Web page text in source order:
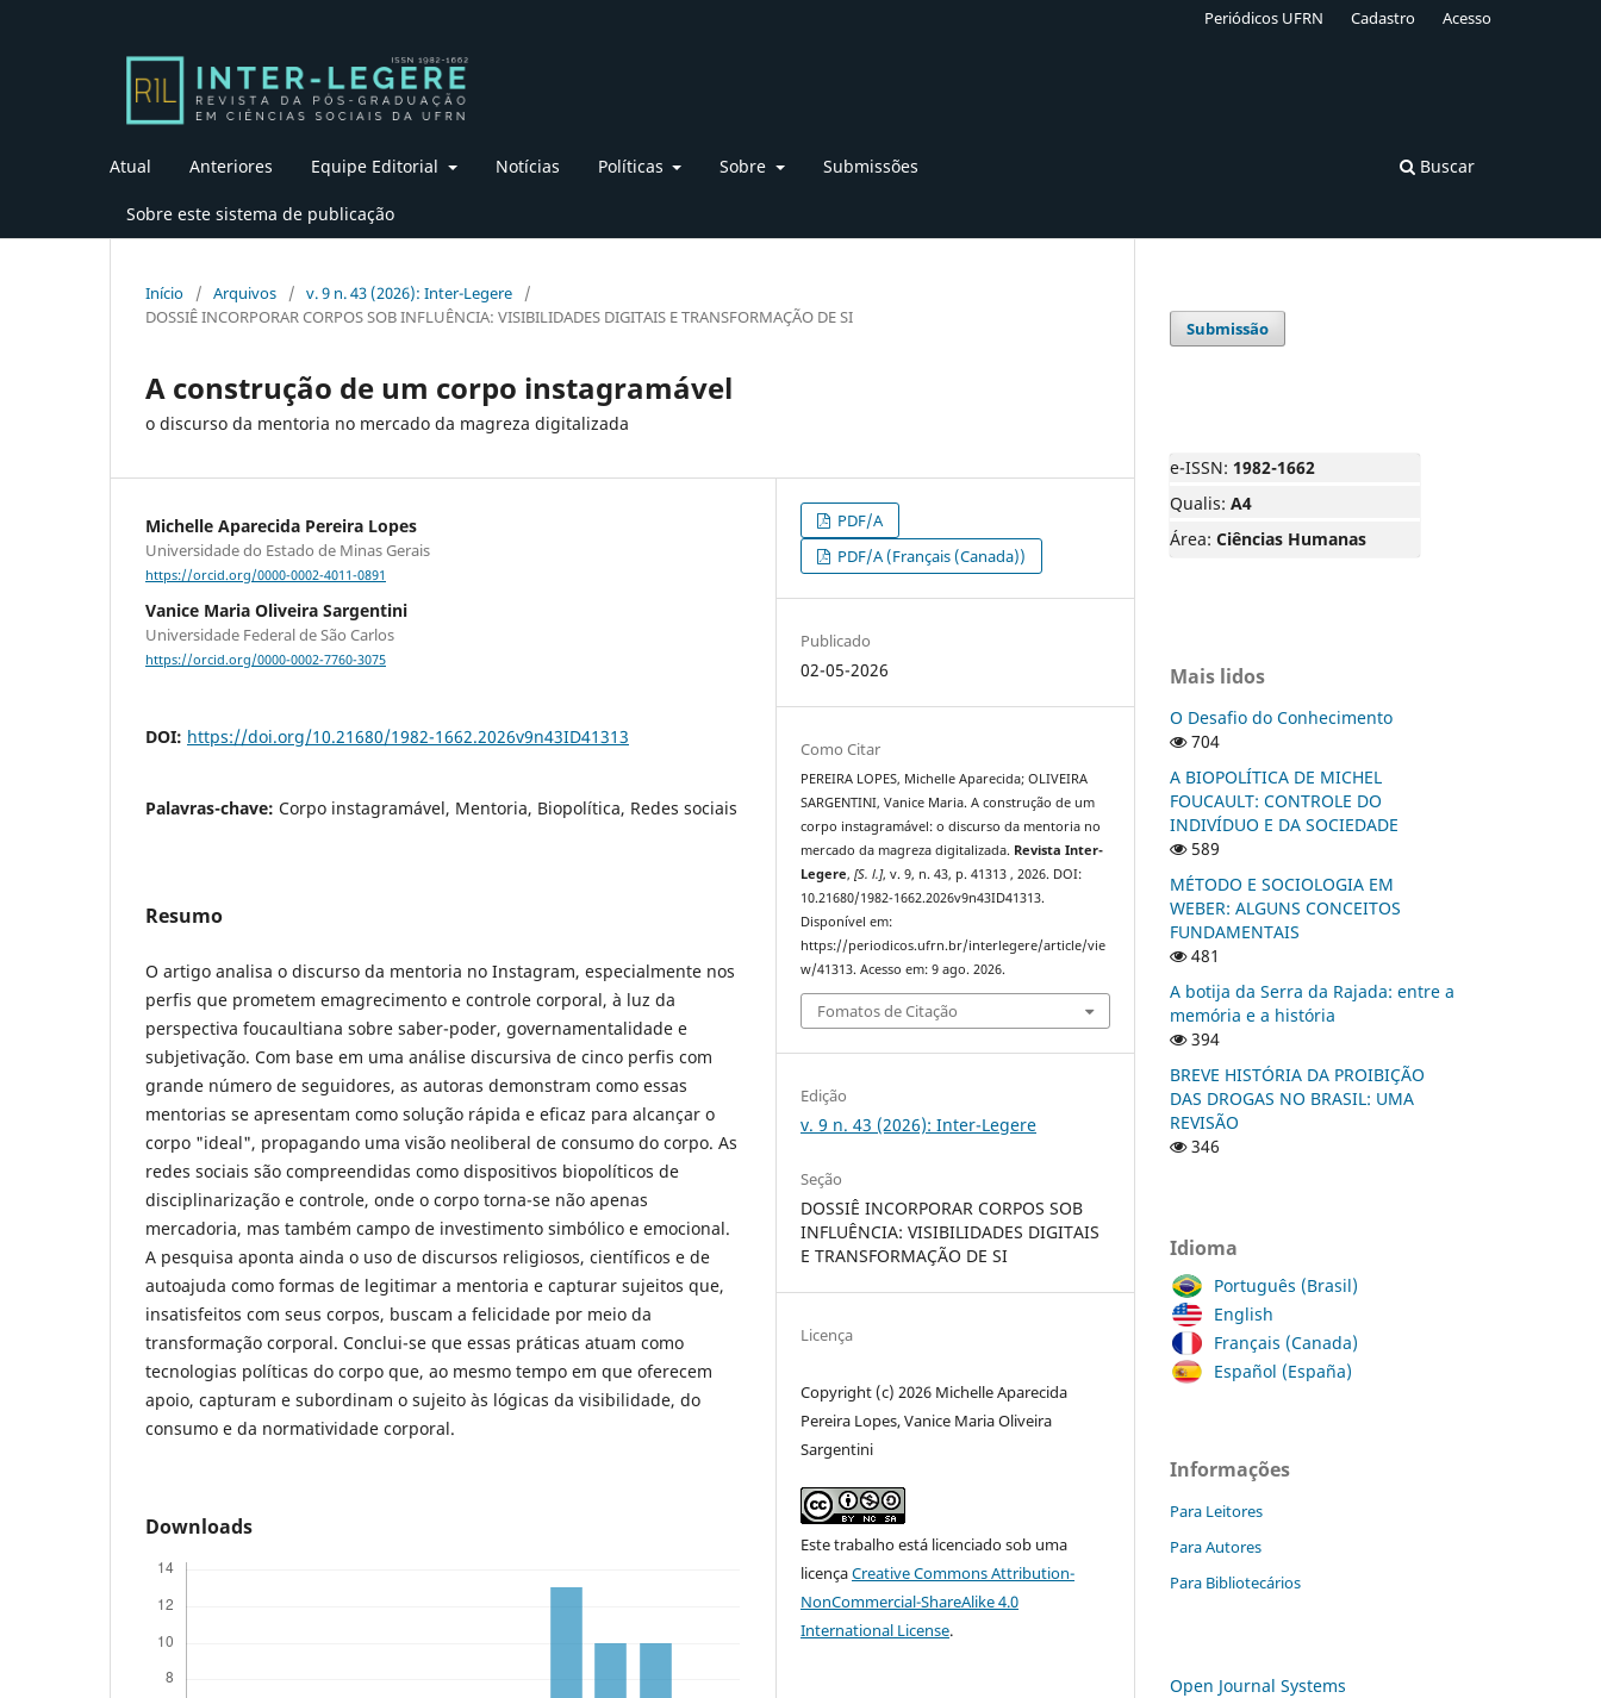
Atual Anteriores Equipe Editorial Notícias Políticas Sobre Submissões
Sobre este sistema de publicação
Buscar
Periódicos UFRN Cadastro Acesso
Início / Arquivos / v. 9 n. 43 (2026): Inter-Legere
/
DOSSIÊ INCORPORAR CORPOS SOB INFLUÊNCIA: VISIBILIDADES DIGITAIS E TRANSFORMAÇÃO DE SI
A construção de um corpo instagramável
o discurso da mentoria no mercado da magreza digitalizada
Michelle Aparecida Pereira Lopes
Universidade do Estado de Minas Gerais
https://orcid.org/0000-0002-4011-0891
Vanice Maria Oliveira Sargentini
Universidade Federal de São Carlos
https://orcid.org/0000-0002-7760-3075
DOI: https://doi.org/10.21680/1982-1662.2026v9n43ID41313
Palavras-chave: Corpo instagramável, Mentoria, Biopolítica, Redes sociais
Resumo
O artigo analisa o discurso da mentoria no Instagram, especialmente nos
perfis que prometem emagrecimento e controle corporal, à luz da
perspectiva foucaultiana sobre saber-poder, governamentalidade e
subjetivação. Com base em uma análise discursiva de cinco perfis com
grande número de seguidores, as autoras demonstram como essas
mentorias se apresentam como solução rápida e eficaz para alcançar o
corpo "ideal", propagando uma visão neoliberal de consumo do corpo. As
redes sociais são compreendidas como dispositivos biopolíticos de
disciplinarização e controle, onde o corpo torna-se não apenas
mercadoria, mas também campo de investimento simbólico e emocional.
A pesquisa aponta ainda o uso de discursos religiosos, científicos e de
autoajuda como formas de legitimar a mentoria e capturar sujeitos que,
insatisfeitos com seus corpos, buscam a felicidade por meio da
transformação corporal. Conclui-se que essas práticas atuam como
tecnologias políticas do corpo que, ao mesmo tempo em que oferecem
apoio, capturam e subordinam o sujeito às lógicas da visibilidade, do
consumo e da normatividade corporal.
Downloads
PDF/A
PDF/A (Français (Canada))
Publicado
02-05-2026
Como Citar
PEREIRA LOPES, Michelle Aparecida; OLIVEIRA
SARGENTINI, Vanice Maria. A construção de um
corpo instagramável: o discurso da mentoria no
mercado da magreza digitalizada. Revista Inter-
Legere,[S. l.], v. 9, n. 43, p. 41313 , 2026. DOI:
10.21680/1982-1662.2026v9n43ID41313.
Disponível em:
https://periodicos.ufrn.br/interlegere/article/vie
w/41313. Acesso em: 9 ago. 2026.
Fomatos de Citação
Edição
v. 9 n. 43 (2026): Inter-Legere
Seção
DOSSIÊ INCORPORAR CORPOS SOB
INFLUÊNCIA: VISIBILIDADES DIGITAIS
E TRANSFORMAÇÃO DE SI
Licença
Copyright (c) 2026 Michelle Aparecida
Pereira Lopes, Vanice Maria Oliveira
Sargentini
Este trabalho está licenciado sob uma
licençaCreative Commons Attribution-
NonCommercial-ShareAlike 4.0
International License.
Submissão
e-ISSN: 1982-1662
Qualis: A4
Área: Ciências Humanas
Mais lidos
O Desafio do Conhecimento
704
A BIOPOLÍTICA DE MICHEL
FOUCAULT: CONTROLE DO
INDIVÍDUO E DA SOCIEDADE
589
MÉTODO E SOCIOLOGIA EM
WEBER: ALGUNS CONCEITOS
FUNDAMENTAIS
481
A botija da Serra da Rajada: entre a
memória e a história
394
BREVE HISTÓRIA DA PROIBIÇÃO
DAS DROGAS NO BRASIL: UMA
REVISÃO
346
Idioma
Português (Brasil)
English
Français (Canada)
Español (España)
Informações
Para Leitores
Para Autores
Para Bibliotecários
Open Journal Systems